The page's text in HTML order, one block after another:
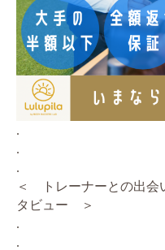
.
.
.
＜ トレーナーとの出会
タビュー ＞
.
.